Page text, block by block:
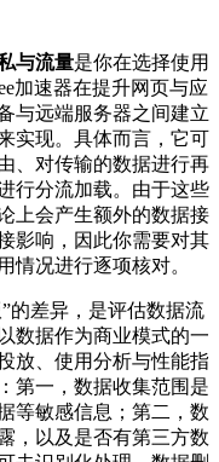
与流量是你在选择使用
加速器在提升网页与应
与远端服务器之间建立
实现。具体而言，它可
、对传输的数据进行再
行分流加载。由于这些
上会产生额外的数据接
影响，因此你需要对其
情况进行逐项核对。
的差异，是评估数据流
数据作为商业模式的一
放、使用分析与性能指
第一，数据收集范围是
等敏感信息；第二，数
，以及是否有第三方数